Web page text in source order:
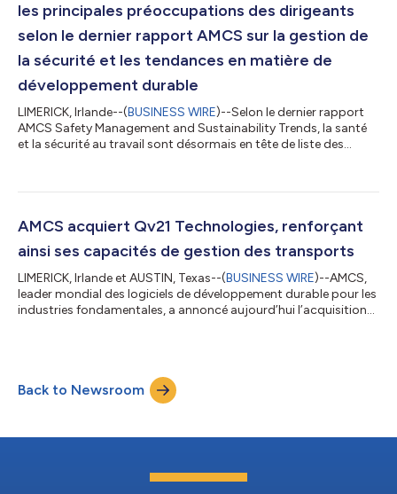
les principales préoccupations des dirigeants
selon le dernier rapport AMCS sur la gestion de
la sécurité et les tendances en matière de
développement durable
LIMERICK, Irlande--(BUSINESS WIRE)--Selon le dernier rapport
AMCS Safety Management and Sustainability Trends, la santé
et la sécurité au travail sont désormais en tête de liste des
activités sur les employés et les communautés. Publié pour la
d'AMCS), le rapport présente des analyses approfondies
d'experts du...
AMCS acquiert Qv21 Technologies, renforçant
ainsi ses capacités de gestion des transports
LIMERICK, Irlande et AUSTIN, Texas--(BUSINESS WIRE)--AMCS,
leader mondial des logiciels de développement durable pour les
industries fondamentales, a annoncé aujourd’hui l’acquisition
pour un montant non divulgué. Fondée en 2009 à Austin, au
Texas, Qv21 Technologies permet aux entreprises de transport
Back to Newsroom